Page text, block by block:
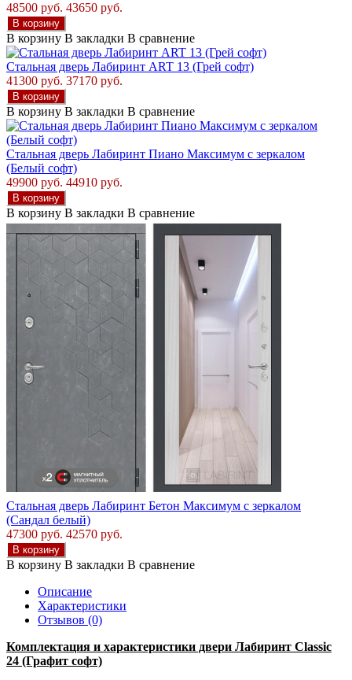
48500 руб. 43650 руб.
В корзину
В корзину В закладки В сравнение
Стальная дверь Лабиринт ART 13 (Грей софт)
41300 руб. 37170 руб.
В корзину
В корзину В закладки В сравнение
Стальная дверь Лабиринт Пиано Максимум с зеркалом
(Белый софт)
49900 руб. 44910 руб.
В корзину
В корзину В закладки В сравнение
Стальная дверь Лабиринт Бетон Максимум с зеркалом
(Сандал белый)
47300 руб. 42570 руб.
В корзину
В корзину В закладки В сравнение
Описание
Характеристики
Отзывов (0)
Комплектация и характеристики двери Лабиринт Classic
24 (Графит софт)